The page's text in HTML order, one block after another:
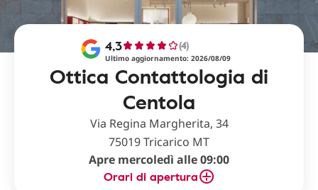
Ottica Contattologia di
Centola
4,3 (4)
Ultimo aggiornamento: 2026/08/09
Via Regina Margherita, 34
75019 Tricarico MT
Apre mercoledì alle 09:00
Orari di apertura